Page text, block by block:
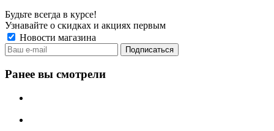
Будьте всегда в курсе!
Узнавайте о скидках и акциях первым
Новости магазина
Ранее вы смотрели